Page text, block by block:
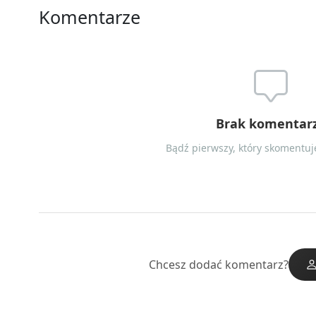
Komentarze
Brak
Bądź pierwszy, który
Chcesz dodać komentarz?